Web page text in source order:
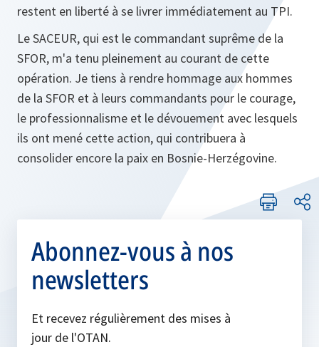
restent en liberté à se livrer immédiatement au TPI.
Le SACEUR, qui est le commandant suprême de la
SFOR, m'a tenu pleinement au courant de cette
opération. Je tiens à rendre hommage aux hommes
de la SFOR et à leurs commandants pour le courage,
le professionnalisme et le dévouement avec lesquels
ils ont mené cette action, qui contribuera à
consolider encore la paix en Bosnie-Herzégovine.
Abonnez-vous à nos
newsletters
Et recevez régulièrement des mises à
jour de l'OTAN.